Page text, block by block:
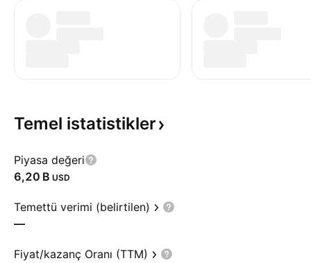
Temel istatistikler
Piyasa değeri
‪6,20 B‬ USD
Temettü verimi (belirtilen)
—
Fiyat/kazanç Oranı (TTM)